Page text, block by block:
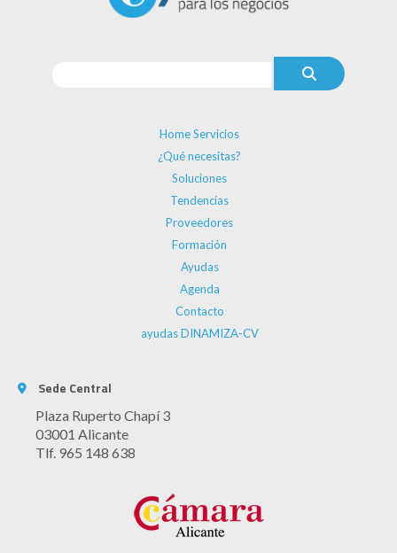
Home Servicios
¿Qué necesitas?
Soluciones
Tendencias
Proveedores
Formación
Ayudas
Agenda
Contacto
ayudas DINAMIZA-CV
Sede Central
Plaza Ruperto Chapí 3
03001 Alicante
Tlf. 965 148 638